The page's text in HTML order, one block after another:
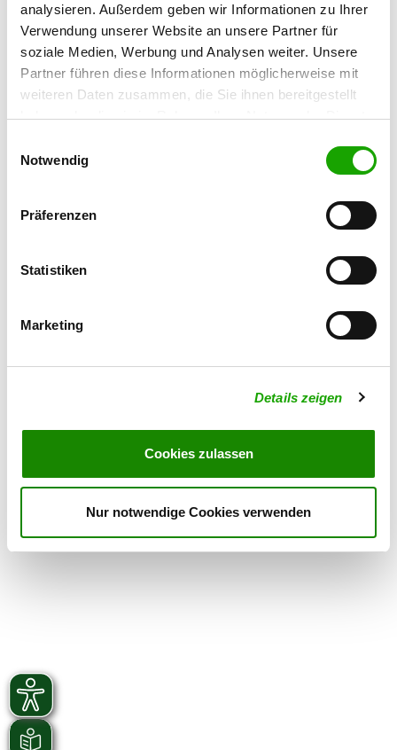
analysieren. Außerdem geben wir Informationen zu Ihrer
Verwendung unserer Website an unsere Partner für
soziale Medien, Werbung und Analysen weiter. Unsere
Partner führen diese Informationen möglicherweise mit
weiteren Daten zusammen, die Sie ihnen bereitgestellt
haben oder die sie im Rahmen Ihrer Nutzung der Dienste
Cookies, wenn Sie unsere Webseite weiterhin nutzen.
Notwendig
Präferenzen
Statistiken
Marketing
Details zeigen
Cookies zulassen
Nur notwendige Cookies verwenden
OG - Oberaltertheim e.V.
Details
Weinstraße
97237 Altertheim
OG - Ochsenfurt e.V.
Details
97199 Ochsenfurt
OG - Würzburg e.V.
Details
97218 Gerbrunn
OG - Arnstein
97450 Arnstein-Müdesheim